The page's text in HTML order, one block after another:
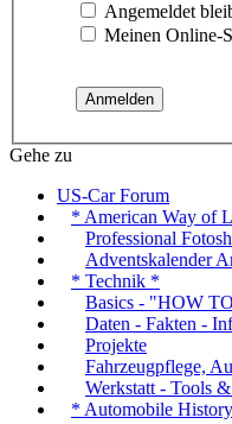
Angemeldet
Meinen Online-
Gehe zu
US-Car Forum
* American Way of
Professional
Adventskalender
* Technik *
Basics - "HOW
Daten - Fakten -
Projekte
Fahrzeugpflege,
Werkstatt - Tools
* Automobile